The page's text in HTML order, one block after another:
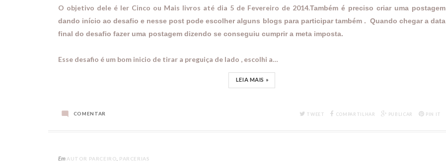
O objetivo dele é ler Cinco ou Mais livros até dia 5 de Fevereiro de 2014.Também é preciso criar uma postagem
dando início ao desafio e nesse post pode escolher alguns blogs para participar também . Quando chegar a data
final do desafio fazer uma postagem dizendo se conseguiu cumprir a meta imposta.
Esse desafio é um bom inicio de tirar a preguiça de lado , escolhi a…
LEIA MAIS »
COMENTAR TWEET COMPARTILHAR PUBLICAR PIN IT
Em AUTOR PARCEIRO PARCERIAS